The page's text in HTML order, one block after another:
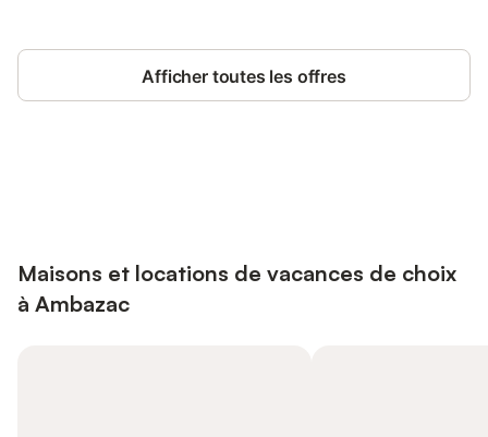
Afficher toutes les offres
Maisons et locations de vacances de choix
à Ambazac